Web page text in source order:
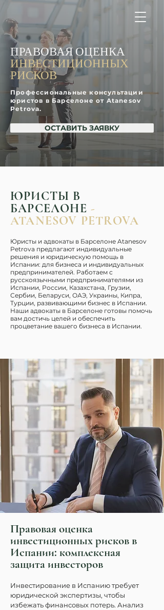
ПРАВОВАЯ ОЦЕНКА
ИНВЕСТИЦИОННЫХ
РИСКОВ
Профессиональные консультации
юристов в Барселоне от Atanesov
Petrova.
ОСТАВИТЬ ЗАЯВКУ
ЮРИСТЫ В
БАРСЕЛОНЕ -
ATANESOV PETROVA
Юристы и адвокаты в Барселоне Atanesov
Petrova предлагают индивидуальные
решения и юридическую помощь в
Испании: для бизнеса и индивидуальных
предпринимателей. Работаем с
русскоязычными предпринимателями из
Испании, России, Казахстана, Грузии,
Сербии, Беларуси, ОАЭ, Украины, Кипра,
Турции, развивающими бизнес в Испании.
Наши адвокаты в Барселоне готовы помочь
вам достичь целей и обеспечить
процветание вашего бизнеса в Испании.
Правовая оценка
инвестиционных рисков в
Испании: комплексная
защита инвесторов
Инвестирование в Испанию требует
юридической экспертизы, чтобы
избежать финансовых потерь. Анализ